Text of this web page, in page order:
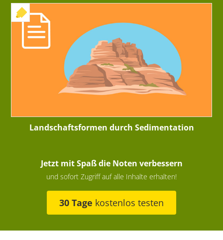
+ INTERAKTIVE ÜBUNG
Landschaftsformen durch Sedimentation
Jetzt mit Spaß die Noten verbessern
und sofort Zugriff auf alle Inhalte erhalten!
30 Tage kostenlos testen